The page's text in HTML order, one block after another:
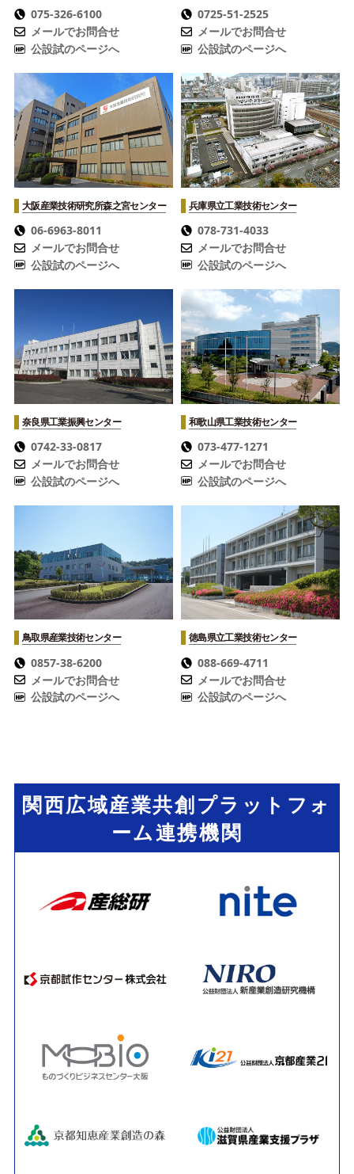
075-326-6100
メールでお問合せ
公設試のページへ
0725-51-2525
メールでお問合せ
公設試のページへ
大阪産業技術研究所森之宮センター
06-6963-8011
メールでお問合せ
公設試のページへ
兵庫県立工業技術センター
078-731-4033
メールでお問合せ
公設試のページへ
奈良県工業振興センター
0742-33-0817
メールでお問合せ
公設試のページへ
和歌山県工業技術センター
073-477-1271
メールでお問合せ
公設試のページへ
鳥取県産業技術センター
0857-38-6200
メールでお問合せ
公設試のページへ
徳島県立工業技術センター
088-669-4711
メールでお問合せ
公設試のページへ
関西広域産業共創プラットフォ
ーム連携機関